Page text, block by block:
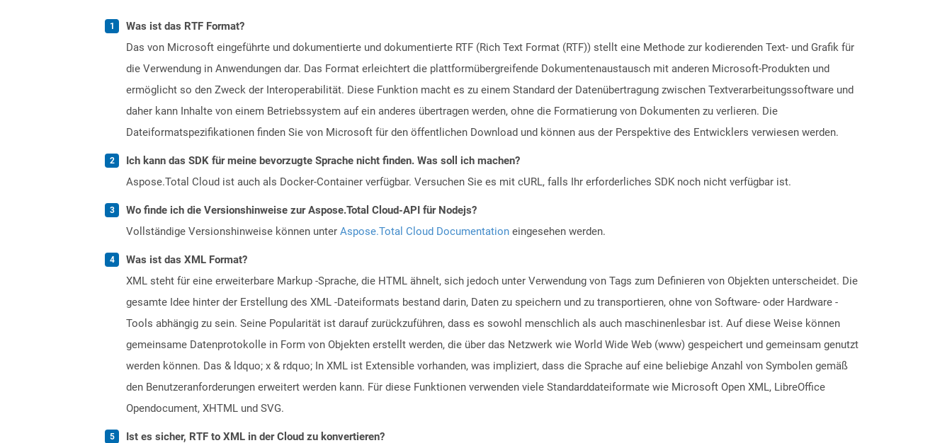
Was ist das RTF Format?
Das von Microsoft eingeführte und dokumentierte und dokumentierte RTF (Rich Text Format (RTF)) stellt eine Methode zur kodierenden Text- und Grafik für
die Verwendung in Anwendungen dar. Das Format erleichtert die plattformübergreifende Dokumentenaustausch mit anderen Microsoft-Produkten und
ermöglicht so den Zweck der Interoperabilität. Diese Funktion macht es zu einem Standard der Datenübertragung zwischen Textverarbeitungssoftware und
daher kann Inhalte von einem Betriebssystem auf ein anderes übertragen werden, ohne die Formatierung von Dokumenten zu verlieren. Die
Dateiformatspezifikationen finden Sie von Microsoft für den öffentlichen Download und können aus der Perspektive des Entwicklers verwiesen werden.
Ich kann das SDK für meine bevorzugte Sprache nicht finden. Was soll ich machen?
Aspose.Total Cloud ist auch als Docker-Container verfügbar. Versuchen Sie es mit cURL, falls Ihr erforderliches SDK noch nicht verfügbar ist.
Wo finde ich die Versionshinweise zur Aspose.Total Cloud-API für Nodejs?
Vollständige Versionshinweise können unter Aspose.Total Cloud Documentation eingesehen werden.
Was ist das XML Format?
XML steht für eine erweiterbare Markup -Sprache, die HTML ähnelt, sich jedoch unter Verwendung von Tags zum Definieren von Objekten unterscheidet. Die
gesamte Idee hinter der Erstellung des XML -Dateiformats bestand darin, Daten zu speichern und zu transportieren, ohne von Software- oder Hardware -
Tools abhängig zu sein. Seine Popularität ist darauf zurückzuführen, dass es sowohl menschlich als auch maschinenlesbar ist. Auf diese Weise können
gemeinsame Datenprotokolle in Form von Objekten erstellt werden, die über das Netzwerk wie World Wide Web (www) gespeichert und gemeinsam genutzt
werden können. Das & ldquo; x & rdquo; In XML ist Extensible vorhanden, was impliziert, dass die Sprache auf eine beliebige Anzahl von Symbolen gemäß
den Benutzeranforderungen erweitert werden kann. Für diese Funktionen verwenden viele Standarddateiformate wie Microsoft Open XML, LibreOffice
Opendocument, XHTML und SVG.
Ist es sicher, RTF to XML in der Cloud zu konvertieren?